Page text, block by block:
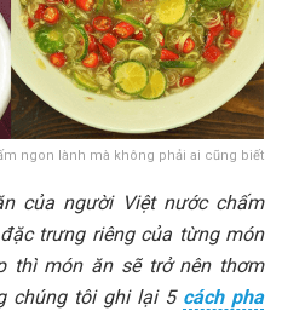
ngon lành mà không phải ai cũng biết
của người Việt nước chấm
trưng riêng của từng món
thì món ăn sẽ trở nên thơm
chúng tôi ghi lại 5 cách pha